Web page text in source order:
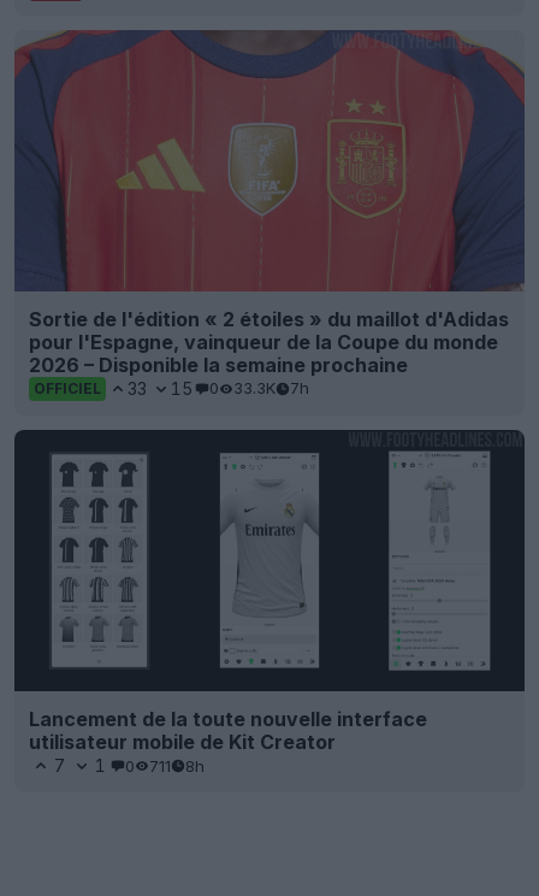
Sortie de l'édition « 2 étoiles » du maillot d'Adidas
pour l'Espagne, vainqueur de la Coupe du monde
2026 – Disponible la semaine prochaine
OFFICIEL 33 15 0 33.3K 7h
Lancement de la toute nouvelle interface
utilisateur mobile de Kit Creator
7 1 0 711 8h